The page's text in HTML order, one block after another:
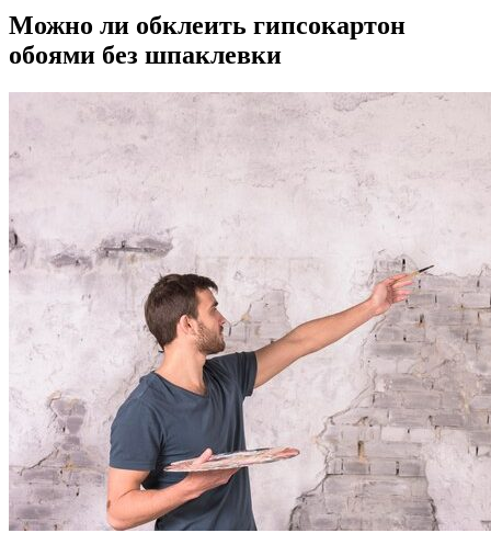
Можно ли обклеить гипсокартон
обоями без шпаклевки